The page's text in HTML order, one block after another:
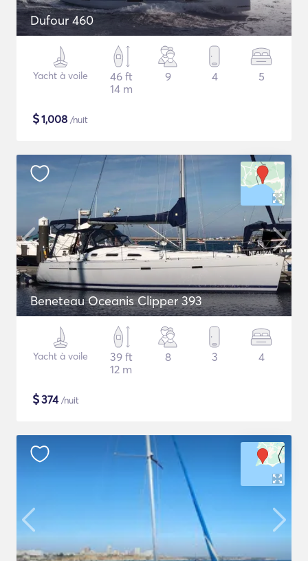
Dufour 460
Yacht à voile
46 ft
14 m
9 4 5
$1,008 /nuit
Beneteau Oceanis Clipper 393
Yacht à voile
39 ft
12 m
8 3 4
$374/nuit